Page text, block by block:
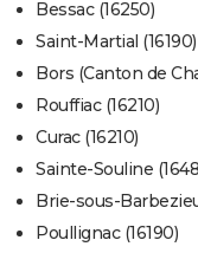
Bessac (16250)
Saint-Martial (16190)
Bors (Canton de
Rouffiac (16210)
Curac (16210)
Sainte-Souline
Brie-sous-
Poullignac (16190)